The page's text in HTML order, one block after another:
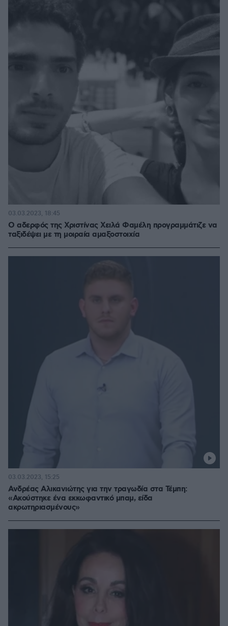
Ο αδερφός της Χριστίνας Χειλά Φαμέλη προγραμμάτιζε να
ταξιδέψει με τη μοιραία αμαξοστοιχία
03.03.2023, 18:45
Ανδρέας Αλικανιώτης για την τραγωδία στα Τέμπη:
«Ακούστηκε ένα εκκωφαντικό μπαμ, είδα
ακρωτηριασμένους»
03.03.2023, 15:25